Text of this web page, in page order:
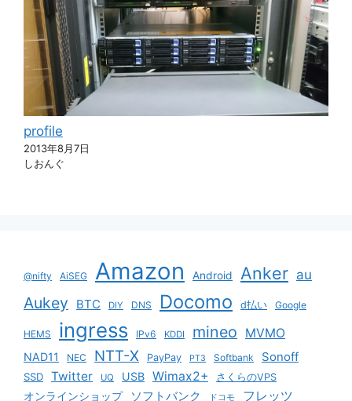
profile
2013年8月7日
しおんぐ
@nifty AiSEG Amazon Android Anker au
Aukey BTC DIY DNS Docomo d払い Google
HEMS ingress IPv6 KDDI mineo MVMO
NAD11 NEC NTT-X PayPay PT3 Softbank Sonoff
SSD Twitter UQ USB Wimax2+ さくらのVPS
オンラインショップ ソフトバンク ドコモ フレッツ